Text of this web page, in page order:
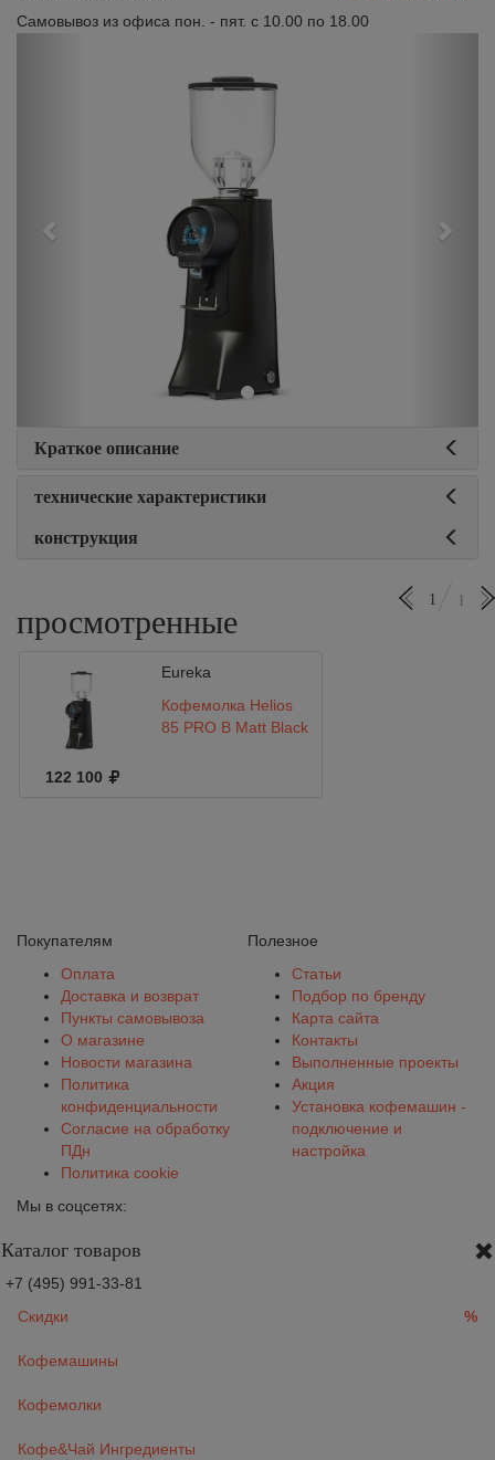
Самовывоз из офиса пон. - пят. с 10.00 по 18.00
Краткое описание
технические характеристики
конструкция
просмотренные
1 1
Eureka
Кофемолка Helios
85 PRO B Matt Black
122 100
Покупателям
Оплата
Доставка и возврат
Пункты самовывоза
О магазине
Новости магазина
Политика
конфиденциальности
Согласие на обработку
ПДн
Политика cookie
Полезное
Статьи
Подбор по бренду
Карта сайта
Контакты
Выполненные проекты
Акция
Установка кофемашин -
подключение и
настройка
Мы в соцсетях:
Каталог товаров
+7 (495) 991-33-81
Скидки
%
Кофемашины
Кофемолки
Кофе&Чай Ингредиенты